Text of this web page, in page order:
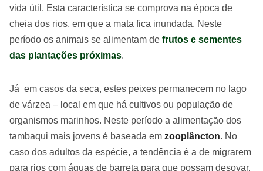
vida útil. Esta característica se comprova na época de
cheia dos rios, em que a mata fica inundada. Neste
período os animais se alimentam de frutos e sementes
das plantações próximas.
Já em casos da seca, estes peixes permanecem no lago
de várzea – local em que há cultivos ou população de
organismos marinhos. Neste período a alimentação dos
tambaqui mais jovens é baseada em zooplâncton. No
caso dos adultos da espécie, a tendência é a de migrarem
para rios com águas de barreta para que possam desovar.